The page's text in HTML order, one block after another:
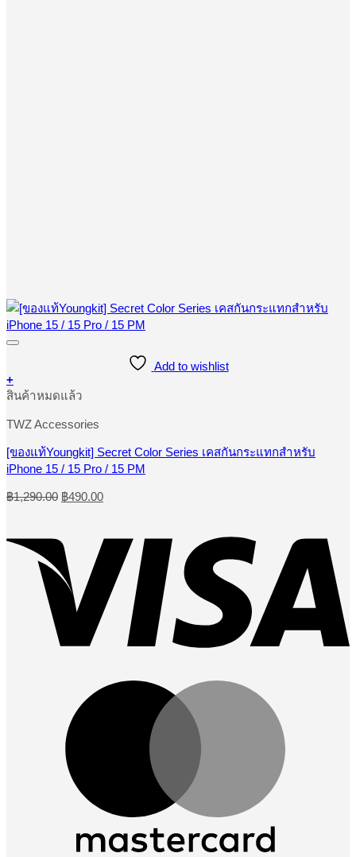
Add to wishlist
+
This
has
multiple
variants.
The
options
be
the
product
สินค้าหมดแล้ว
TWZ Accessories
[ของแท้Youngkit] Secret Color Series เคสกันกระแทกสำหรับ
iPhone 15 / 15 Pro / 15 PM
฿1,290.00 Original
฿1,290.00.
฿490.00Current
฿490.00.